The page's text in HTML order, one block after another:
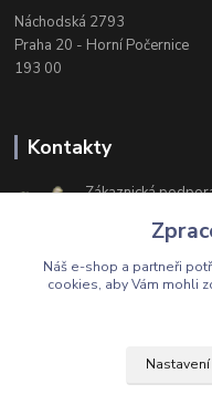
Náchodská 2793
Praha 20 - Horní Počernice
193 00
Kontakty
Zákaznická
+420 603
Po-Čt, 8-16 hod.
Náš e-shop a partneři
cookies, aby Vám mohli
Nastavení